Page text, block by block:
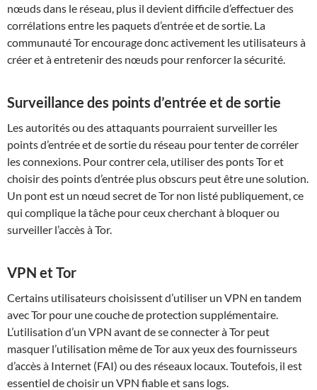
nœuds dans le réseau, plus il devient difficile d’effectuer des
corrélations entre les paquets d’entrée et de sortie. La
communauté Tor encourage donc activement les utilisateurs à
créer et à entretenir des nœuds pour renforcer la sécurité.
Surveillance des points d’entrée et de sortie
Les autorités ou des attaquants pourraient surveiller les
points d’entrée et de sortie du réseau pour tenter de corréler
les connexions. Pour contrer cela, utiliser des ponts Tor et
choisir des points d’entrée plus obscurs peut être une solution.
Un pont est un nœud secret de Tor non listé publiquement, ce
qui complique la tâche pour ceux cherchant à bloquer ou
surveiller l’accès à Tor.
VPN et Tor
Certains utilisateurs choisissent d’utiliser un VPN en tandem
avec Tor pour une couche de protection supplémentaire.
L’utilisation d’un VPN avant de se connecter à Tor peut
masquer l’utilisation même de Tor aux yeux des fournisseurs
d’accès à Internet (FAI) ou des réseaux locaux. Toutefois, il est
essentiel de choisir un VPN fiable et sans logs.